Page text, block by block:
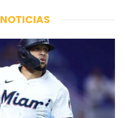
NOTICIAS